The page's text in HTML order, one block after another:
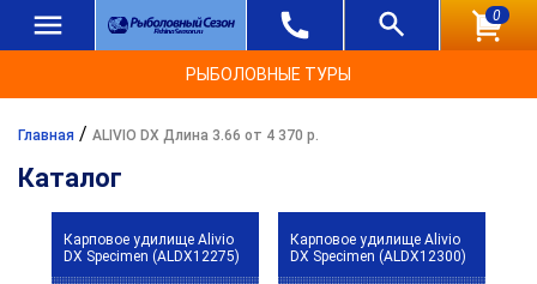
0
РЫБОЛОВНЫЕ ТУРЫ
Главная / ALIVIO DX Длина 3.66 от 4 370 р.
Каталог
Карповое удилище Alivio
DX Specimen (ALDX12275)
Карповое удилище Alivio
DX Specimen (ALDX12300)